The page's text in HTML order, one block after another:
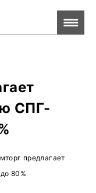
СПГ-
предлагает
80%